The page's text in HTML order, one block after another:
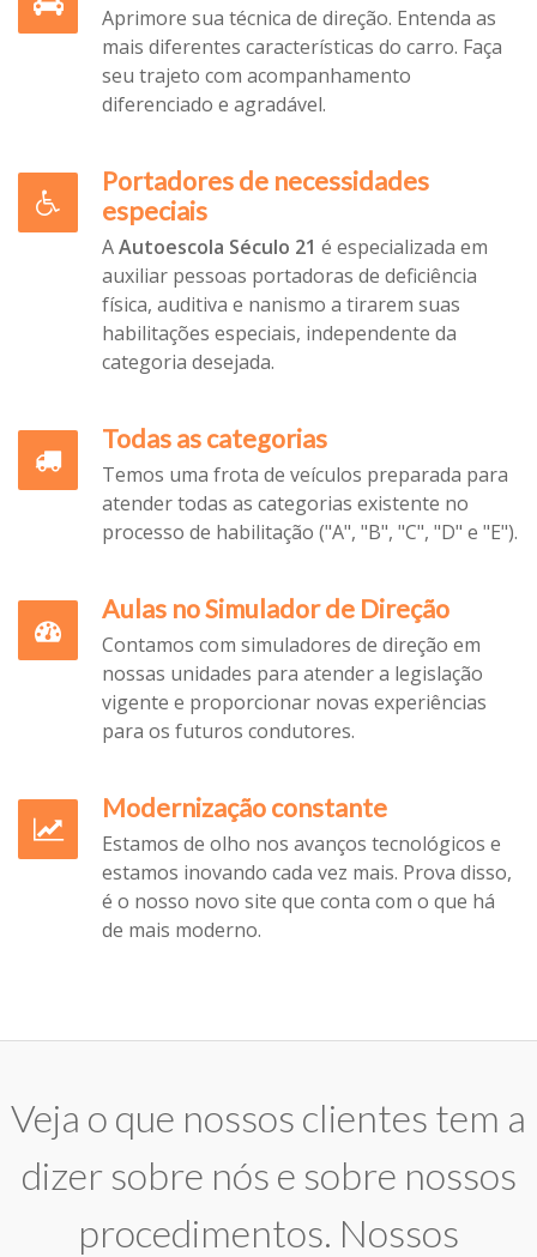
Aprimore sua técnica de direção. Entenda as
mais diferentes características do carro. Faça
seu trajeto com acompanhamento
diferenciado e agradável.
Portadores de necessidades
especiais
AAutoescola Século 21 é especializada em
auxiliar pessoas portadoras de deficiência
física, auditiva e nanismo a tirarem suas
habilitações especiais, independente da
categoria desejada.
Todas as categorias
Temos uma frota de veículos preparada para
atender todas as categorias existente no
processo de habilitação ("A", "B", "C", "D" e "E").
Aulas no Simulador de Direção
Contamos com simuladores de direção em
nossas unidades para atender a legislação
vigente e proporcionar novas experiências
para os futuros condutores.
Modernização constante
Estamos de olho nos avanços tecnológicos e
estamos inovando cada vez mais. Prova disso,
é o nosso novo site que conta com o que há
de mais moderno.
Veja o que nossos clientes tem a
dizer sobre nós e sobre nossos
procedimentos. Nossos